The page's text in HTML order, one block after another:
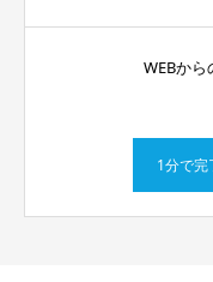
WEBか
1分で完